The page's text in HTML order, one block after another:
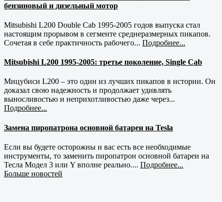
бензиновый и дизельный мотор
Mitsubishi L200 Double Cab 1995-2005 годов выпуска стал
настоящим прорывом в сегменте среднеразмерных пикапов.
Сочетая в себе практичность рабочего... Подробнее...
Mitsubishi L200 1995-2005: третье поколение, Single Cab
Мицубиси L200 – это один из лучших пикапов в истории. Он
доказал свою надежность и продолжает удивлять
выносливостью и неприхотливостью даже через...
Подробнее...
Замена пиропатрона основной батареи на Tesla
Если вы будете осторожны и вас есть все необходимые
инструменты, то заменить пиропатрон основной батареи на
Тесла Модел 3 или Y вполне реально.... Подробнее...
Больше новостей